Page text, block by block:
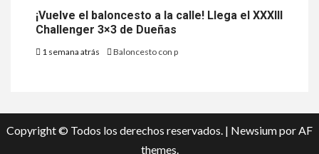
¡Vuelve el baloncesto a la calle! Llega el XXXIII
Challenger 3×3 de Dueñas
1 semana atrás Baloncesto con p
Copyright © Todos los derechos reservados. | Newsiumpor AF
themes.